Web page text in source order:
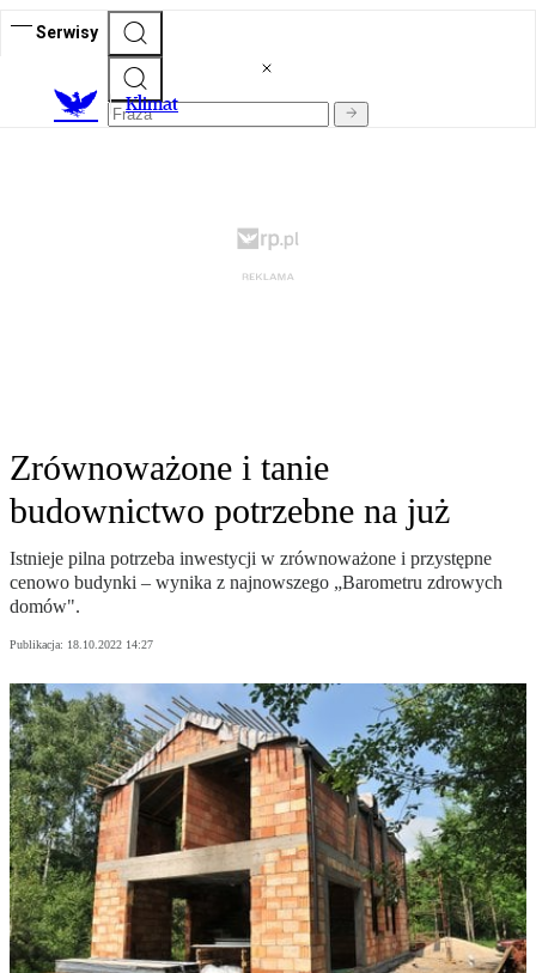
Serwisy
Klimat
Zrównoważone i tanie
budownictwo potrzebne na już
Istnieje pilna potrzeba inwestycji w zrównoważone i przystępne
cenowo budynki – wynika z najnowszego „Barometru zdrowych
domów".
Publikacja: 18.10.2022 14:27